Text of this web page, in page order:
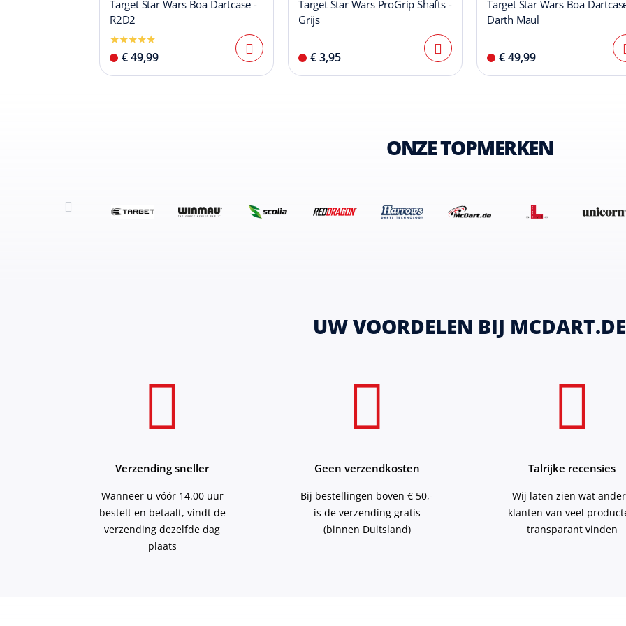
Target Star Wars Boa Dartcase -
R2D2
€ 49,99
Target Star Wars ProGrip Shafts -
Grijs
€ 3,95
Target Star Wars Boa
Darth Maul
€ 49,99
ONZE TOPMERKEN
UW VOORDELEN BIJ MCDART.DE
Verzending sneller
Wanneer u vóór 14.00 uur
bestelt en betaalt, vindt de
verzending dezelfde dag
plaats
Geen verzendkosten
Bij bestellingen boven € 50,-
is de verzending gratis
(binnen Duitsland)
Talrijke recensies
Wij laten zien wat
klanten van veel
transparant vinden